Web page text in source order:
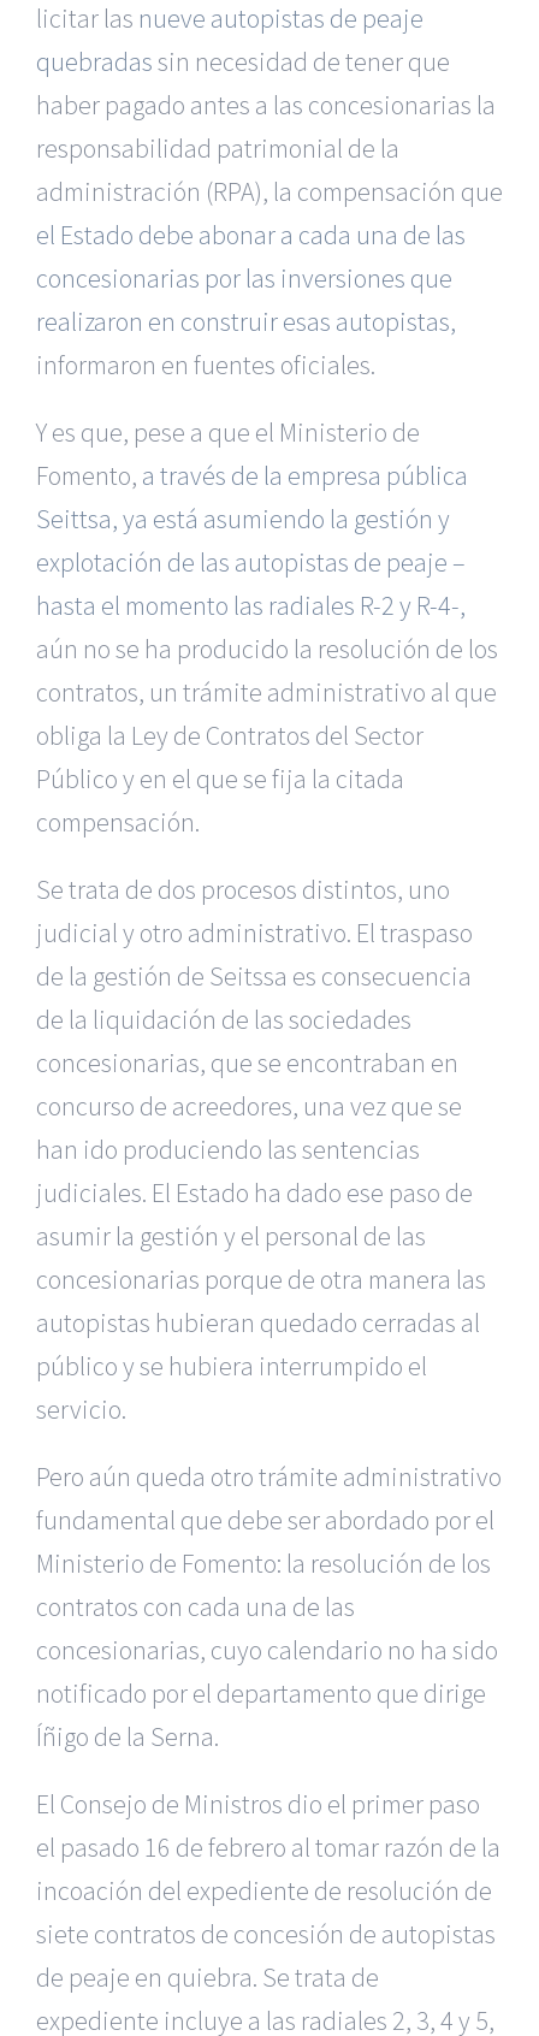
licitar las nueve autopistas de peaje
quebradassin necesidad de tener que
haber pagado antes a las concesionarias la
responsabilidad patrimonial de la
administración (RPA), la compensación que
el Estado debe abonar a cada una de las
concesionarias por las inversiones que
realizaron en construir esas autopistas,
informaron en fuentes oficiales.
Y es que, pese a que el Ministerio de
Fomento, a través de la empresa pública
Seittsa, ya está asumiendo la gestión y
explotación de las autopistas de peaje –
hasta el momento las radiales R-2 y R-4-,
aún no se ha producido la resolución de los
contratos, un trámite administrativo al que
obliga la Ley de Contratos del Sector
Público y en el que se fija la citada
compensación.
Se trata de dos procesos distintos, uno
judicial y otro administrativo. El traspaso
de la gestión de Seitssa es consecuencia
de la liquidación de las sociedades
concesionarias, que se encontraban en
concurso de acreedores, una vez que se
han ido produciendo las sentencias
judiciales. El Estado ha dado ese paso de
asumir la gestión y el personal de las
concesionarias porque de otra manera las
autopistas hubieran quedado cerradas al
público y se hubiera interrumpido el
servicio.
Pero aún queda otro trámite administrativo
fundamental que debe ser abordado por el
Ministerio de Fomento: la resolución de los
contratos con cada una de las
concesionarias, cuyo calendario no ha sido
notificado por el departamento que dirige
Íñigo de la Serna.
El Consejo de Ministros dio el primer paso
el pasado 16 de febrero al tomar razón de la
incoación del expediente de resolución de
siete contratos de concesión de autopistas
de peaje en quiebra. Se trata de
expediente incluye a las radiales 2, 3, 4 y 5,